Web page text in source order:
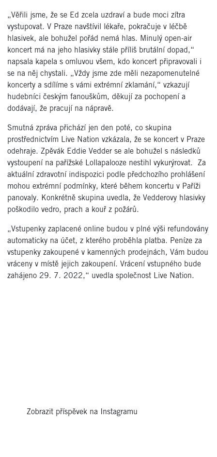
„Věřili jsme, že se Ed zcela uzdraví a bude moci zítra
vystupovat. V Praze navštívil lékaře, pokračuje v léčbě
hlasivek, ale bohužel pořád nemá hlas. Minulý open-air
koncert má na jeho hlasivky stále příliš brutální dopad,“
napsala kapela s omluvou všem, kdo koncert připravovali i
se na něj chystali. „Vždy jsme zde měli nezapomenutelné
koncerty a sdílíme s vámi extrémní zklamání,“ vzkazují
hudebníci českým fanouškům, děkují za pochopení a
dodávají, že pracují na nápravě.
Smutná zpráva přichází jen den poté, co skupina
prostřednictvím Live Nation vzkázala, že se koncert v Praze
odehraje. Zpěvák Eddie Vedder se ale bohužel s následků
vystoupení na pařížské Lollapalooze nestihl vykurýrovat. Za
aktuální zdravotní indispozici podle předchozího prohlášení
mohou extrémní podmínky, které během koncertu v Paříži
panovaly. Konkrétně skupina uvedla, že Vedderovy hlasivky
poškodilo vedro, prach a kouř z požárů.
„Vstupenky zaplacené online budou v plné výši refundovány
automaticky na účet, z kterého proběhla platba. Peníze za
vstupenky zakoupené v kamenných prodejnách, Vám budou
vráceny v místě jejich zakoupení. Vrácení vstupného bude
zahájeno 29. 7. 2022,“ uvedla společnost Live Nation.
Zobrazit příspěvek na Instagramu